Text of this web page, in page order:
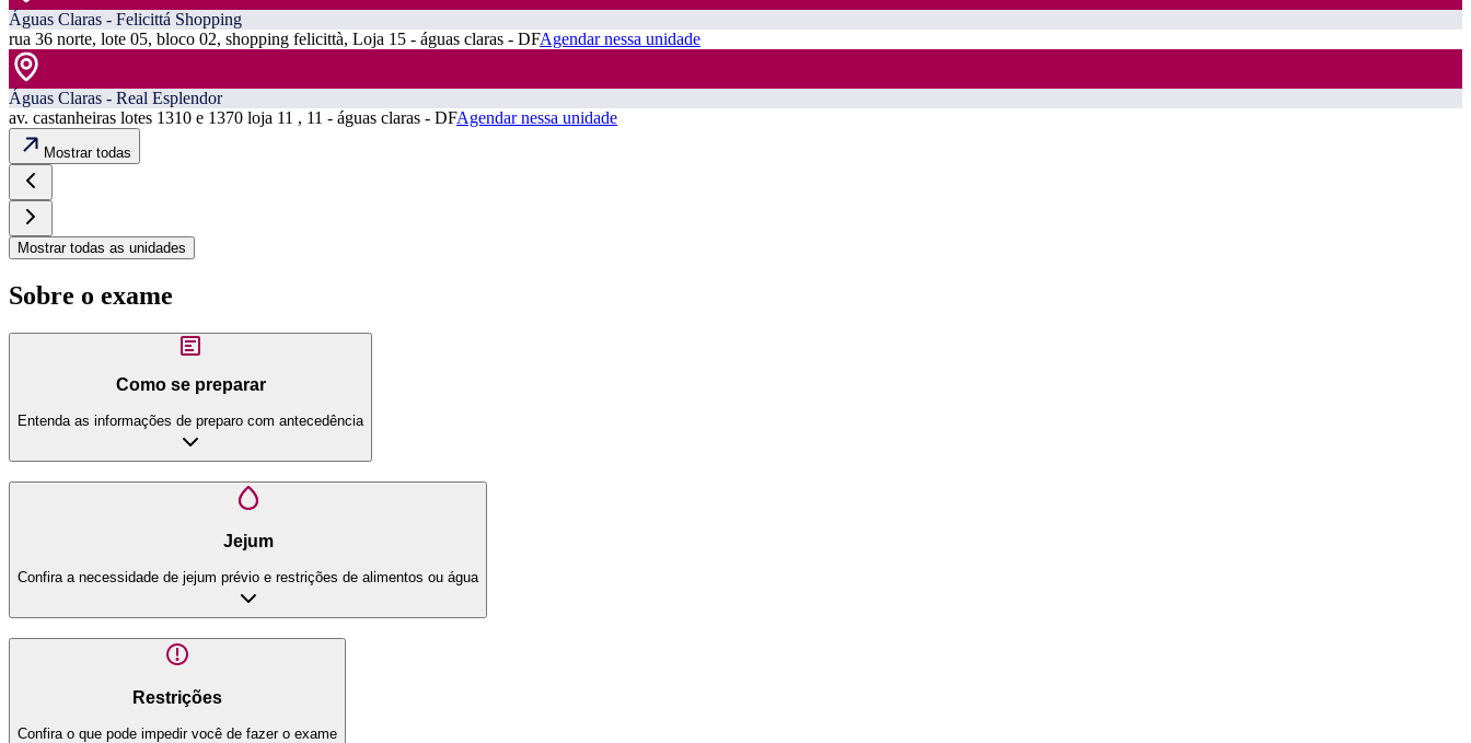
Águas Claras - Felicittá Shopping
rua 36 norte, lote 05, bloco 02, shopping felicittà, Loja 15 - águas claras - DFAgendar nessa unidade
Águas Claras - Real Esplendor
av. castanheiras lotes 1310 e 1370 loja 11 , 11 - águas claras - DFAgendar nessa unidade
Mostrar todas
Mostrar todas as unidades
Sobre o exame
Como se preparar
Entenda as informações de preparo com antecedência
Jejum
Confira a necessidade de jejum prévio e restrições de alimentos ou água
Restrições
Confira o que pode impedir você de fazer o exame